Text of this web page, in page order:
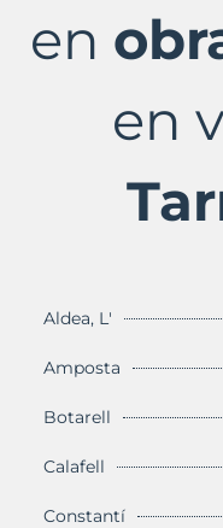
Murbalands
en
en
Aldea, L'
Amposta
Botarell
Calafell
Constantí